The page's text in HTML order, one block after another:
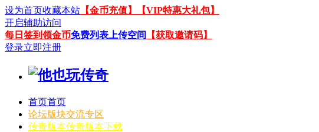
设为首页收藏本站 【金币充值】
【VIP特惠大礼包】
开启辅助访问
每日签到领金币免费列表上传空间
【获取邀请码】
登录立即注册
首页首页
论坛版块交流专区
传奇版本传奇版本下载